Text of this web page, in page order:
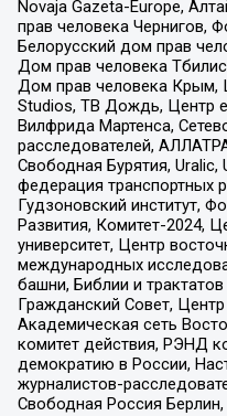
Novaja Gazeta-Europe,
прав человека Чернигов,
Белорусский дом прав
Дом прав человека
Дом прав человека Крым,
Studios, ТВ Дождь, Центр
Вилфрида Мартенса,
расследователей,
Свободная Бурятия,
федерация транспортных
Гудзоновский институт,
Развития, Комитет-2024,
университет, Центр
международных
башни, Библии и
Гражданский Совет,
Академическая сеть
комитет действия, РЭНД
демократию в России,
журналистов-
Свободная Россия